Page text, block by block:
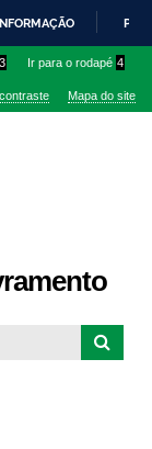
3 Ir para o rodapé 4
Mapa do site